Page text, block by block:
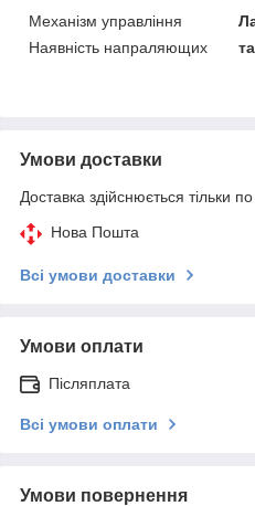
Механізм управління
Наявність напраляющих
Умови доставки
Доставка здійснюється тільки
Нова Пошта
Всі умови доставки
Умови оплати
Післяплата
Всі умови оплати
Умови повернення